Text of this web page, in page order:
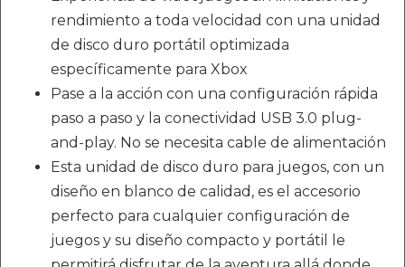
rendimiento a toda velocidad con una unidad
de disco duro portátil optimizada
específicamente para Xbox
Pase a la acción con una configuración rápida
paso a paso y la conectividad USB 3.0 plug-
and-play. No se necesita cable de alimentación
Esta unidad de disco duro para juegos, con un
diseño en blanco de calidad, es el accesorio
perfecto para cualquier configuración de
juegos y su diseño compacto y portátil le